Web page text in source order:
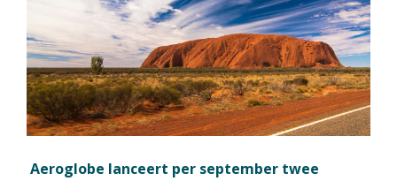
Aeroglobe lanceert per september twee